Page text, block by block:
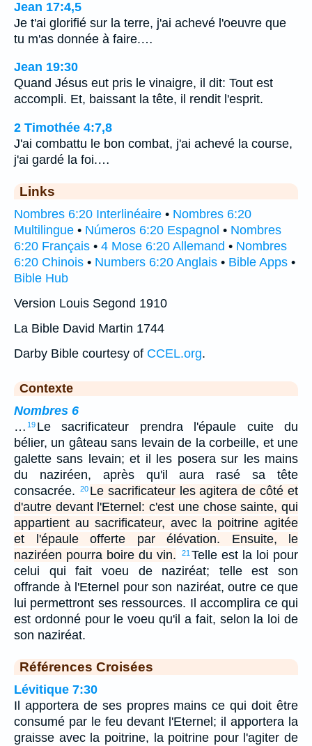
Jean 17:4,5
Je t'ai glorifié sur la terre, j'ai achevé l'oeuvre que
tu m'as donnée à faire.…
Jean 19:30
Quand Jésus eut pris le vinaigre, il dit: Tout est
accompli. Et, baissant la tête, il rendit l'esprit.
2 Timothée 4:7,8
J'ai combattu le bon combat, j'ai achevé la course,
j'ai gardé la foi.…
Links
Nombres 6:20 Interlinéaire • Nombres 6:20
Multilingue • Números 6:20 Espagnol • Nombres
6:20 Français • 4 Mose 6:20 Allemand • Nombres
6:20 Chinois • Numbers 6:20 Anglais • Bible Apps •
Bible Hub
Version Louis Segond 1910
La Bible David Martin 1744
Darby Bible courtesy of CCEL.org.
Contexte
Nombres 6
… 19 Le sacrificateur prendra l'épaule cuite du
bélier, un gâteau sans levain de la corbeille, et une
galette sans levain; et il les posera sur les mains
du naziréen, après qu'il aura rasé sa tête
consacrée.
20 Le sacrificateur les agitera de côté et
d'autre devant l'Eternel: c'est une chose sainte, qui
appartient au sacrificateur, avec la poitrine agitée
et l'épaule offerte par élévation. Ensuite, le
naziréen pourra boire du vin.
21 Telle est la loi pour
celui qui fait voeu de naziréat; telle est son
offrande à l'Eternel pour son naziréat, outre ce que
lui permettront ses ressources. Il accomplira ce qui
est ordonné pour le voeu qu'il a fait, selon la loi de
son naziréat.
Références Croisées
Lévitique 7:30
Il apportera de ses propres mains ce qui doit être
consumé par le feu devant l'Eternel; il apportera la
graisse avec la poitrine, la poitrine pour l'agiter de